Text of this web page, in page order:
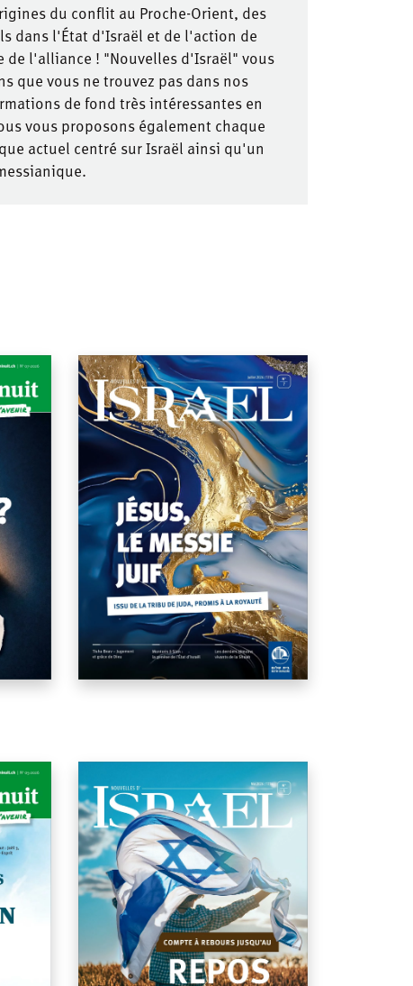
du conflit au Proche-Orient, des
dans l'État d'Israël et de l'action de
de l'alliance ! "Nouvelles d'Israël" vous
que vous ne trouvez pas dans nos
de fond très intéressantes en
vous proposons également chaque
actuel centré sur Israël ainsi qu'un